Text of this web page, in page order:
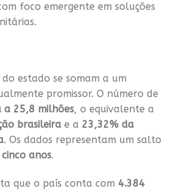
foco emergente em soluções
estado se somam a um
promissor. O número de
a 25,8 milhões, o equivalente a
brasileira e a 23,32% da
. Os dados representam um salto
anos.
que o país conta com 4.384